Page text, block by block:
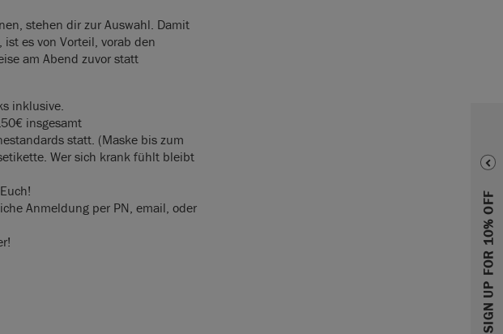
SIGN UP FOR 10% OFF
stehen dir zur Auswahl. Damit
es von Vorteil, vorab den
am Abend zuvor statt
inklusive.
insgesamt
statt. (Maske bis zum
Wer sich krank fühlt bleibt
Anmeldung per PN, email, oder